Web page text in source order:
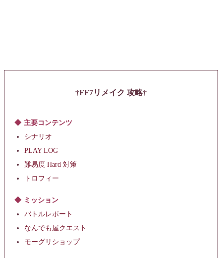
FF7リメイク 攻略
主要コンテンツ
シナリオ
PLAY LOG
難易度 Hard 対策
トロフィー
ミッション
バトルレポート
なんでも屋クエスト
モーグリショップ